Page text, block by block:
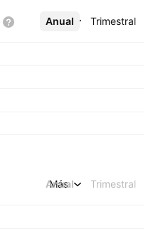
Anual Trimestral
Más
Anual Trimestral
Más